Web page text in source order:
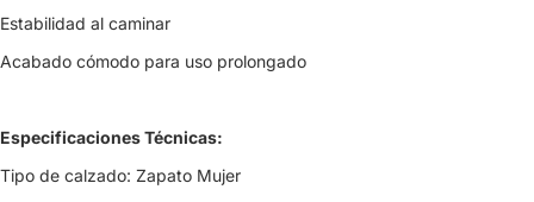
Estabilidad al caminar
Acabado cómodo para uso prolongado
Especificaciones Técnicas:
Tipo de calzado: Zapato Mujer